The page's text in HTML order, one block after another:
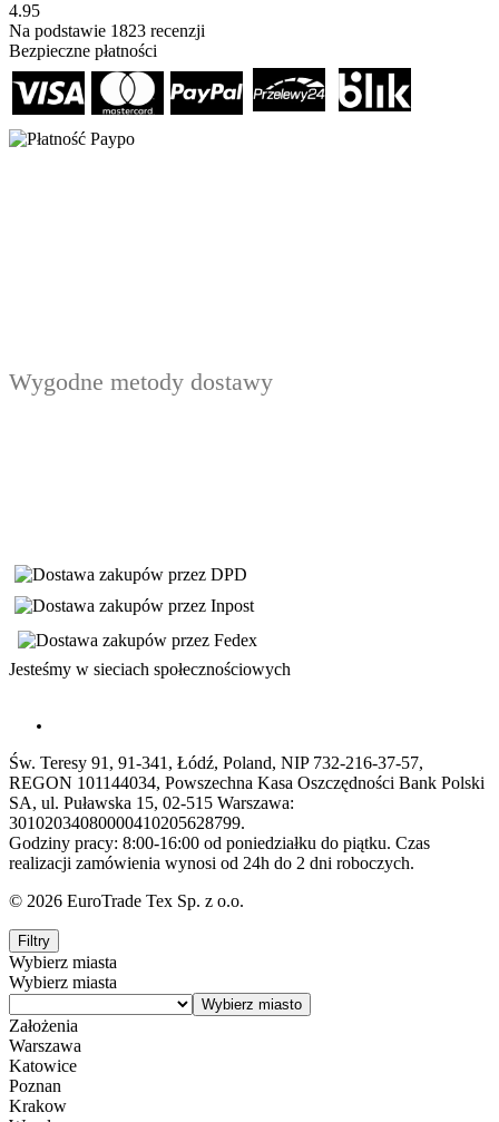
4.95
Na podstawie 1823 recenzji
Bezpieczne płatności
Wygodne metody dostawy
Jesteśmy w sieciach społecznościowych
Św. Teresy 91, 91-341, Łódź, Poland, NIP 732-216-37-57,
REGON 101144034, Powszechna Kasa Oszczędności Bank Polski
SA, ul. Puławska 15, 02-515 Warszawa:
30102034080000410205628799.
Godziny pracy: 8:00-16:00 od poniedziałku do piątku. Czas
realizacji zamówienia wynosi od 24h do 2 dni roboczych.
© 2026 EuroTrade Tex Sp. z o.o.
Filtry
Wybierz miasta
Wybierz miasta
Założenia
Warszawa
Katowice
Poznan
Krakow